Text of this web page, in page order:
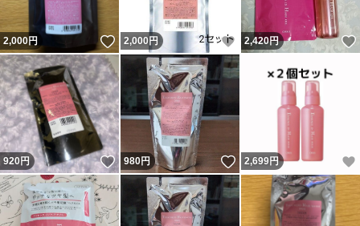
2,000円 いいね！
2,000 円 いいね！
2,420円
920円 いいね！
980円 いいね！
2,699円